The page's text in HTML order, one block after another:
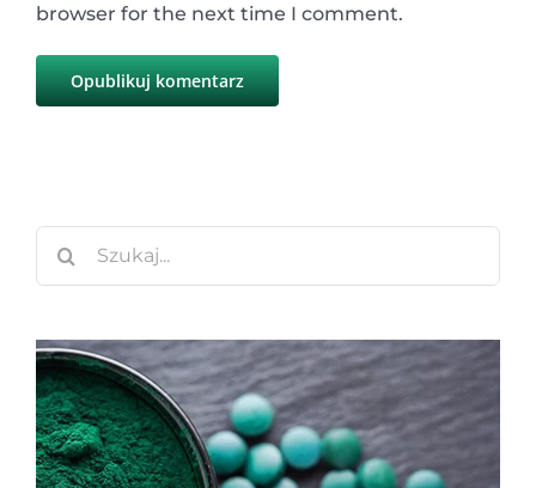
browser for the next time I comment.